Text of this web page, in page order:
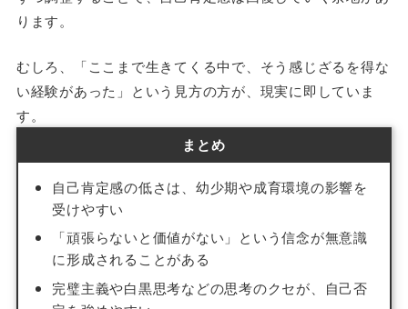
ります。
むしろ、「ここまで生きてくる中で、そう感じざるを得な
い経験があった」という見方の方が、現実に即していま
す。
まとめ
自己肯定感の低さは、幼少期や成育環境の影響を
受けやすい
「頑張らないと価値がない」という信念が無意識
に形成されることがある
完璧主義や白黒思考などの思考のクセが、自己否